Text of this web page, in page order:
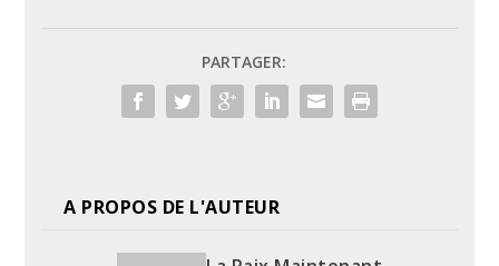
PARTAGER:
A PROPOS DE L'AUTEUR